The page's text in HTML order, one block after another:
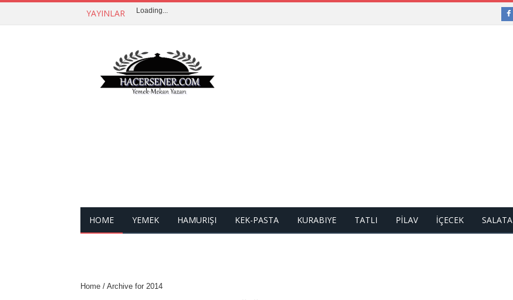
YAYINLAR Loading...
HOME YEMEK HAMURIŞI KEK-PASTA KURABIYE TATLI PİLAV İÇECEK SALATA
Home / Archive for 2014